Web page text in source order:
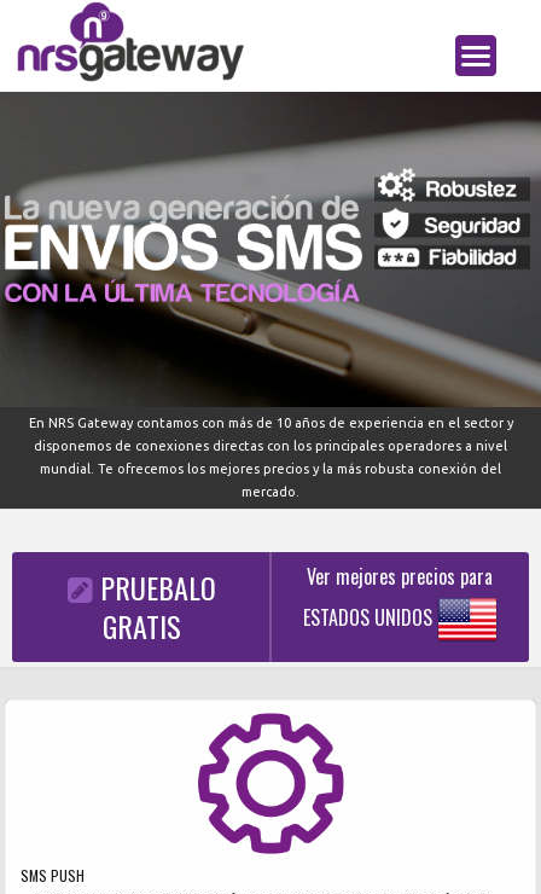
En NRS Gateway contamos con más de 10 años de experiencia en el sector y
disponemos de conexiones directas con los principales operadores a nivel
mundial. Te ofrecemos los mejores precios y la más robusta conexión del
mercado.
PRUEBALO
GRATIS
Ver mejores precios para
ESTADOS UNIDOS
SMS PUSH